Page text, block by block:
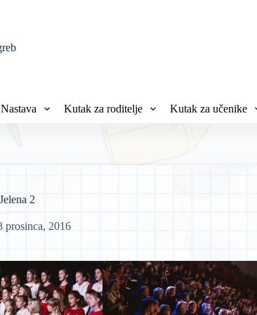
Nastava Kutak za roditelje Kutak za učenike
Jelena 2
prosinca, 2016